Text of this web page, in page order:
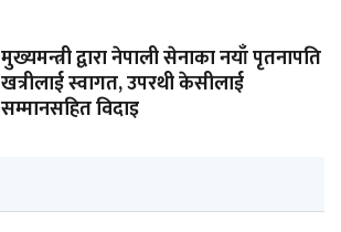
मुख्यमन्त्री द्वारा नेपाली सेनाका नयाँ पृतनापति
खत्रीलाई स्वागत, उपरथी केसीलाई
सम्मानसहित विदाइ